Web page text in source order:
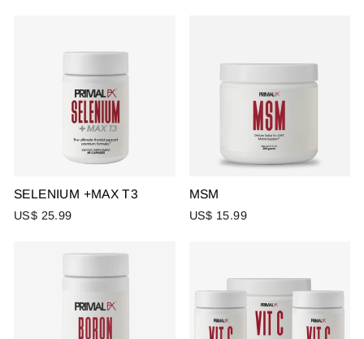
SELENIUM +MAX T3
US$ 25.99
MSM
US$ 15.99